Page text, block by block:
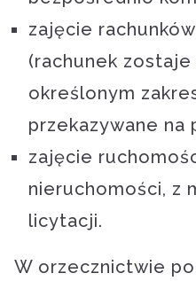
zajęcie
(rachunek
określonym
przekazywane na
zajęcie
nieruchomości, z
licytacji.
W orzecznictwie